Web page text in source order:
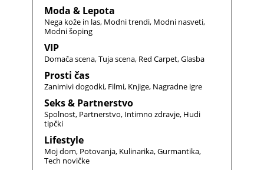
Moda & Lepota
Nega kože in las Modni trendi Modni nasveti
Modni šoping
VIP
Domača scena Tuja scena Red Carpet Glasba
Prosti čas
Zanimivi dogodki Filmi Knjige Nagradne igre
Seks & Partnerstvo
Spolnost Partnerstvo Intimno zdravje Hudi
tipčki
Lifestyle
Moj dom Potovanja Kulinarika Gurmantika
Tech novičke